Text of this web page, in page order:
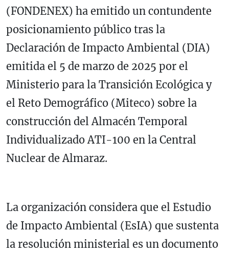
(FONDENEX) ha emitido un contundente
posicionamiento público tras la
Declaración de Impacto Ambiental (DIA)
emitida el 5 de marzo de 2025 por el
Ministerio para la Transición Ecológica y
el Reto Demográfico (Miteco) sobre la
construcción del Almacén Temporal
Individualizado ATI-100 en la Central
Nuclear de Almaraz.
La organización considera que el Estudio
de Impacto Ambiental (EsIA) que sustenta
la resolución ministerial es un documento